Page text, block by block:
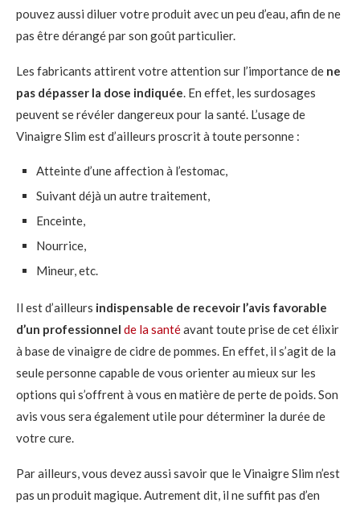
pouvez aussi diluer votre produit avec un peu d’eau, afin de ne
pas être dérangé par son goût particulier.
Les fabricants attirent votre attention sur l’importance de ne
pas dépasser la dose indiquée. En effet, les surdosages
peuvent se révéler dangereux pour la santé. L’usage de
Vinaigre Slim est d’ailleurs proscrit à toute personne :
Atteinte d’une affection à l’estomac,
Suivant déjà un autre traitement,
Enceinte,
Nourrice,
Mineur, etc.
Il est d’ailleurs indispensable de recevoir l’avis favorable
d’un professionnel de la santéavant toute prise de cet élixir
à base de vinaigre de cidre de pommes. En effet, il s’agit de la
seule personne capable de vous orienter au mieux sur les
options qui s’offrent à vous en matière de perte de poids. Son
avis vous sera également utile pour déterminer la durée de
votre cure.
Par ailleurs, vous devez aussi savoir que le Vinaigre Slim n’est
pas un produit magique. Autrement dit, il ne suffit pas d’en